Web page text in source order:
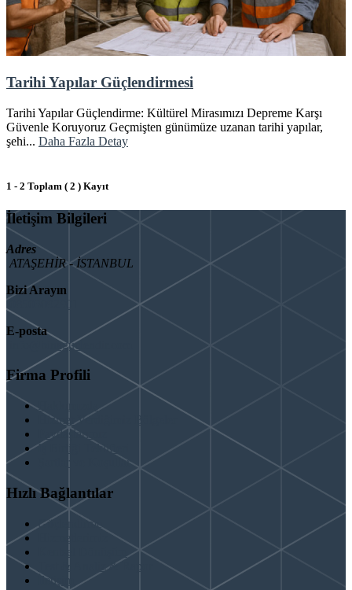
Tarihi Yapılar Güçlendirmesi
Tarihi Yapılar Güçlendirme: Kültürel Mirasımızı Depreme Karşı
Güvenle Koruyoruz Geçmişten günümüze uzanan tarihi yapılar,
şehi... Daha Fazla Detay
1 - 2 Toplam ( 2 ) Kayıt
İletişim Bilgileri
Adres
ATAŞEHİR - İSTANBUL
Bizi Arayın
E-posta
info@binaguclendir.com
Firma Profili
Hakkımızda
Hizmet Verdiğimiz Bölgeler
Paydaşlarımız
İş Birliği Teklifleri
Şartlar ve Koşullar
Hızlı Bağlantılar
Güçlendirme
Hizmetlerimiz
Test & Analiz & Rapor
İletişim